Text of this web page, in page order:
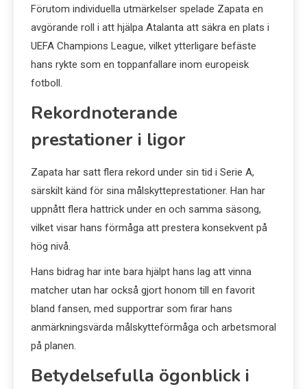
Förutom individuella utmärkelser spelade Zapata en
avgörande roll i att hjälpa Atalanta att säkra en plats i
UEFA Champions League, vilket ytterligare befäste
hans rykte som en toppanfallare inom europeisk
fotboll.
Rekordnoterande
prestationer i ligor
Zapata har satt flera rekord under sin tid i Serie A,
särskilt känd för sina målskytteprestationer. Han har
uppnått flera hattrick under en och samma säsong,
vilket visar hans förmåga att prestera konsekvent på
hög nivå.
Hans bidrag har inte bara hjälpt hans lag att vinna
matcher utan har också gjort honom till en favorit
bland fansen, med supportrar som firar hans
anmärkningsvärda målskytteförmåga och arbetsmoral
på planen.
Betydelsefulla ögonblick i